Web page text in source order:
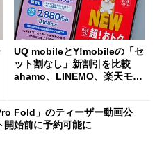
UQ mobileとY!mobileの「セ
ット割なし」新割引を比較
ahamo、LINEMO、楽天モバ
Fold」のティーザー動画公
始前に予約可能に